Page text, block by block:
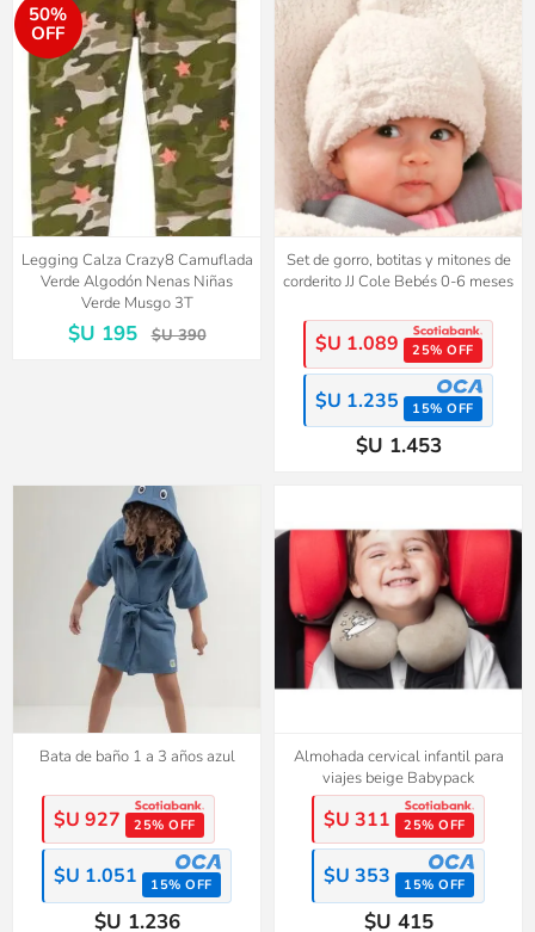
50%
OFF
Legging Calza Crazy8 Camuflada
Verde Algodón Nenas Niñas
Verde Musgo 3T
$U 195 $U 390
Set de gorro, botitas y mitones de
corderito JJ Cole Bebés 0-6 meses
$U 1.089 25% OFF
$U 1.235 15% OFF
$U 1.453
Bata de baño 1 a 3 años azul
$U 927 25% OFF
$U 1.051 15% OFF
$U 1.236
Almohada cervical infantil para
viajes beige Babypack
$U 311 25% OFF
$U 353 15% OFF
$U 415